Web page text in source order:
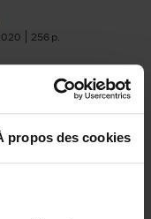
propos des cookies
256